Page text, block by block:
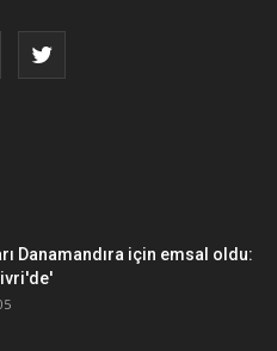
Danamandıra için emsal oldu: